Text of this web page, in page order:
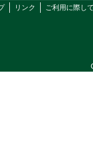
リンク ご利用に際し